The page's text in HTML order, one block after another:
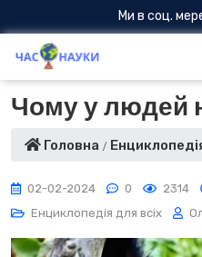
Ми в соц.
Чому у людей
Головна
02-02-2024 0 2314
Енциклопедія для всіх